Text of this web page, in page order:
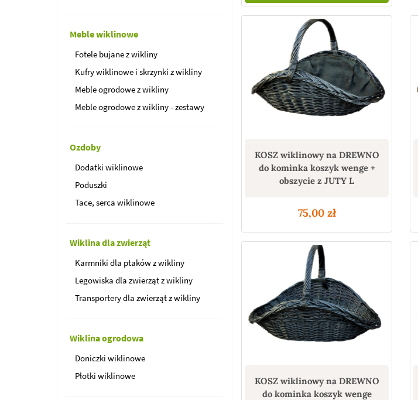
Meble wiklinowe
Fotele bujane z wikliny
Kufry wiklinowe i skrzynki z wikliny
Meble ogrodowe z wikliny
Meble ogrodowe z wikliny - zestawy
Ozdoby
Dodatki wiklinowe
Poduszki
Tace, serca wiklinowe
Wiklina dla zwierząt
Karmniki dla ptaków z wikliny
Legowiska dla zwierząt z wikliny
Transportery dla zwierząt z wikliny
Wiklina ogrodowa
Doniczki wiklinowe
Płotki wiklinowe
KOSZ wiklinowy na DREWNO
do kominka koszyk wenge +
obszycie z JUTY L
75,00 zł
KOSZ wiklinowy na DREWNO
do kominka koszyk wenge